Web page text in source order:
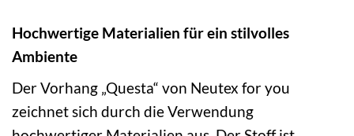
Hochwertige Materialien für ein stilvolles
Ambiente
Der Vorhang „Questa“ von Neutex for you
zeichnet sich durch die Verwendung